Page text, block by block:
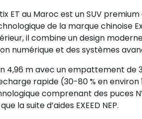
ET au Maroc est un SUV
de la marque chinoise
il combine un design
numérique et des systèmes
4,96 m avec un empattement de
rapide (30-80 % en environ
comprenant des puces
la suite d’aides EXEED NEP.